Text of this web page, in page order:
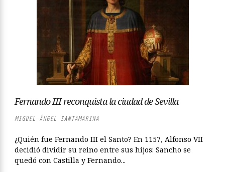
Fernando III reconquista la ciudad de Sevilla
MIGUEL ÁNGEL SANTAMARINA
¿Quién fue Fernando III el Santo? En 1157, Alfonso VII
decidió dividir su reino entre sus hijos: Sancho se
quedó con Castilla y Fernando...